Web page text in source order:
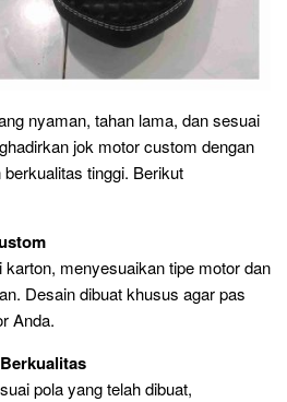
nyaman, tahan lama, dan sesuai
jok motor custom dengan
tinggi. Berikut
karton, menyesuaikan tipe motor dan
Desain dibuat khusus agar pas
Anda.
pola yang telah dibuat,